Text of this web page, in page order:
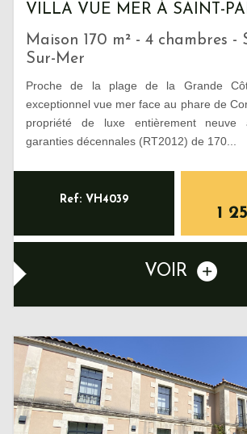
VILLA VUE MER À SAINT-
Maison 170 m² - 4 chambres -
Sur-Mer
Proche de la plage de la Grande
exceptionnel vue mer face au phare de
propriété de luxe entièrement neuve
garanties décennales (RT2012) de 170...
Ref: VH4039
1
VOIR